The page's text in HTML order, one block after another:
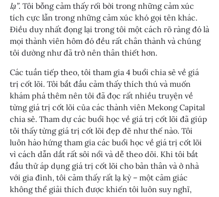
lạ”. Tôi bỗng cảm thấy rối bời trong những cảm xúc
tích cực lẫn trong những cảm xúc khó gọi tên khác.
Điều duy nhất đọng lại trong tôi một cách rõ ràng đó là
mọi thành viên hôm đó đều rất chân thành và chúng
tôi dường như đã trở nên thân thiết hơn.
Các tuần tiếp theo, tôi tham gia 4 buổi chia sẻ về giá
trị cốt lõi. Tôi bắt đầu cảm thấy thích thú và muốn
khám phá thêm nên tôi đã đọc rất nhiều truyện về
từng giá trị cốt lõi của các thành viên Mekong Capital
chia sẻ. Tham dự các buổi học về giá trị cốt lõi đã giúp
tôi thấy từng giá trị cốt lõi đẹp đẽ như thế nào. Tôi
luôn hào hứng tham gia các buổi học về giá trị cốt lõi
vì cách dẫn dắt rất sôi nổi và dễ theo dõi. Khi tôi bắt
đầu thử áp dụng giá trị cốt lõi cho bản thân và ở nhà
với gia đình, tôi cảm thấy rất lạ kỳ – một cảm giác
không thể giải thích được khiến tôi luôn suy nghĩ,